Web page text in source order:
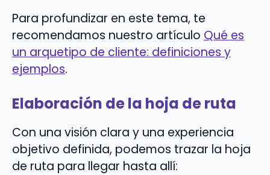
Para profundizar en este tema, te
recomendamos nuestro artículo Qué es
un arquetipo de cliente: definiciones y
ejemplos.
Elaboración de la hoja de ruta
Con una visión clara y una experiencia
objetivo definida, podemos trazar la hoja
de ruta para llegar hasta allí: